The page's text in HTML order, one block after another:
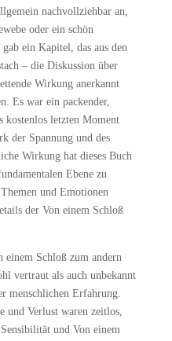
nachvollziehbar an,
oder ein schön
ein Kapitel, das aus den
– die Diskussion über
Wirkung anerkannt
Es war ein packender,
kostenlos letzten Moment
der Spannung und des
Wirkung hat dieses Buch
Ebene zu
und Emotionen
der Von einem Schloß
einem Schloß zum andern
vertraut als auch unbekannt
menschlichen Erfahrung.
und Verlust waren zeitlos,
und Von einem